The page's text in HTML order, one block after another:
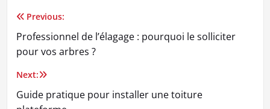
Navigation
de
l’article
Previous:
Professionnel de l’élagage : pourquoi le solliciter
pour vos arbres ?
Next:
Guide pratique pour installer une toiture